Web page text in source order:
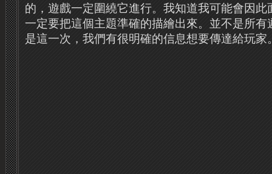
的，遊戲一定圍繞它進行。我知道我可能會因
一定要把這個主題準確的描繪出來。並不是所有
是這一次，我們有很明確的信息想要傳達給玩家